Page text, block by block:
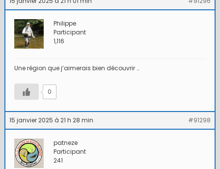
Philippe
Participant
1,116
Une région que j’aimerais bien découvrir …
0
15 janvier 2025 à 21 h 28 min #91298
patneze
Participant
241